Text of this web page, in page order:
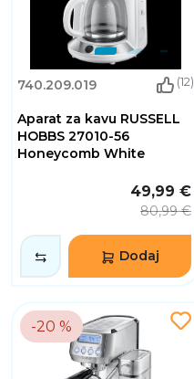
740.209.019 (12)
Aparat za kavu RUSSELL
HOBBS 27010-56
Honeycomb White
49,99 €
80,99 €
Dodaj
-20 %